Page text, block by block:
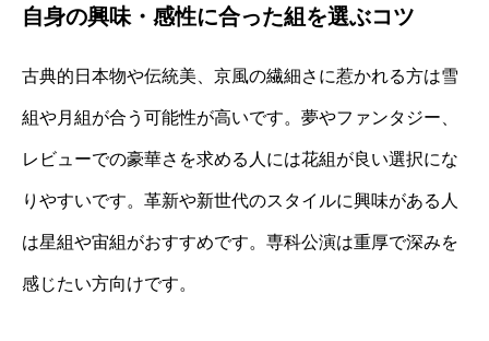
自身の興味・感性に合った組を選ぶコツ
古典的日本物や伝統美、京風の繊細さに惹かれる方は雪
組や月組が合う可能性が高いです。夢やファンタジー、
レビューでの豪華さを求める人には花組が良い選択にな
りやすいです。革新や新世代のスタイルに興味がある人
は星組や宙組がおすすめです。専科公演は重厚で深みを
感じたい方向けです。